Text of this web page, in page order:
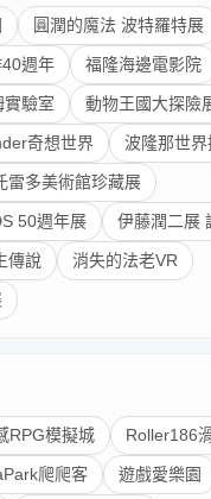
圓潤的魔法 波特羅特展
週年 福隆海邊電影院
實驗室 動物王國大探險
奇想世界 波隆那世
雷多美術館珍藏展
50週年展 伊藤潤二展
傳說 消失的法老VR
RPG模擬城 Roller186
爬爬客 遊戲愛樂園